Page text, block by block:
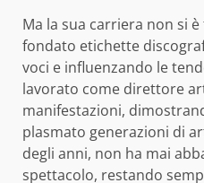
Ma la sua carriera non si
fondato etichette
voci e influenzando le
lavorato come direttore
manifestazioni,
plasmato generazioni di
degli anni, non ha mai
spettacolo, restando